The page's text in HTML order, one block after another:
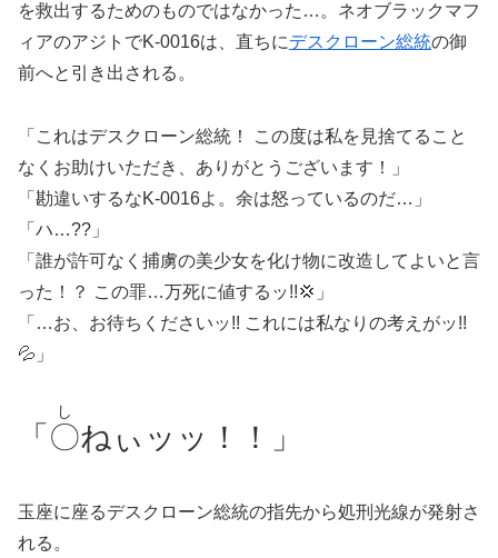
を救出するためのものではなかった…。ネオブラックマフ
ィアのアジトでK-0016は、直ちにデスクローン総統の御
前へと引き出される。
「これはデスクローン総統！ この度は私を見捨てること
なくお助けいただき、ありがとうございます！」
「勘違いするなK-0016よ。余は怒っているのだ…」
「ハ…??」
「誰が許可なく捕虜の美少女を化け物に改造してよいと言
った！？ この罪…万死に値するッ!!💢」
「…お、お待ちくださいッ!! これには私なりの考えがッ!!
💦」
「 〇
し
ねぃッッ！！」
玉座に座るデスクローン総統の指先から処刑光線が発射さ
れる。